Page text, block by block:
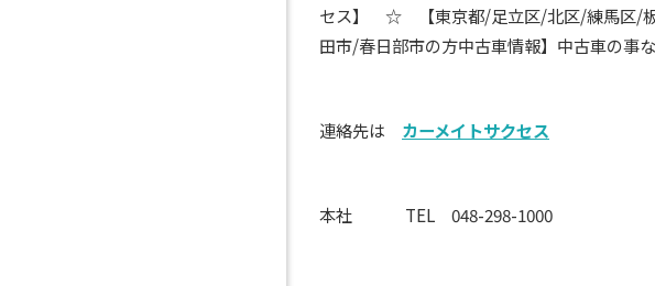
セス】 ☆ 【東京都/足立区/北区/練馬区/
田市/春日部市の方中古車情報】中古車の事
連絡先は カーメイトサクセス
本社 TEL 048-298-1000